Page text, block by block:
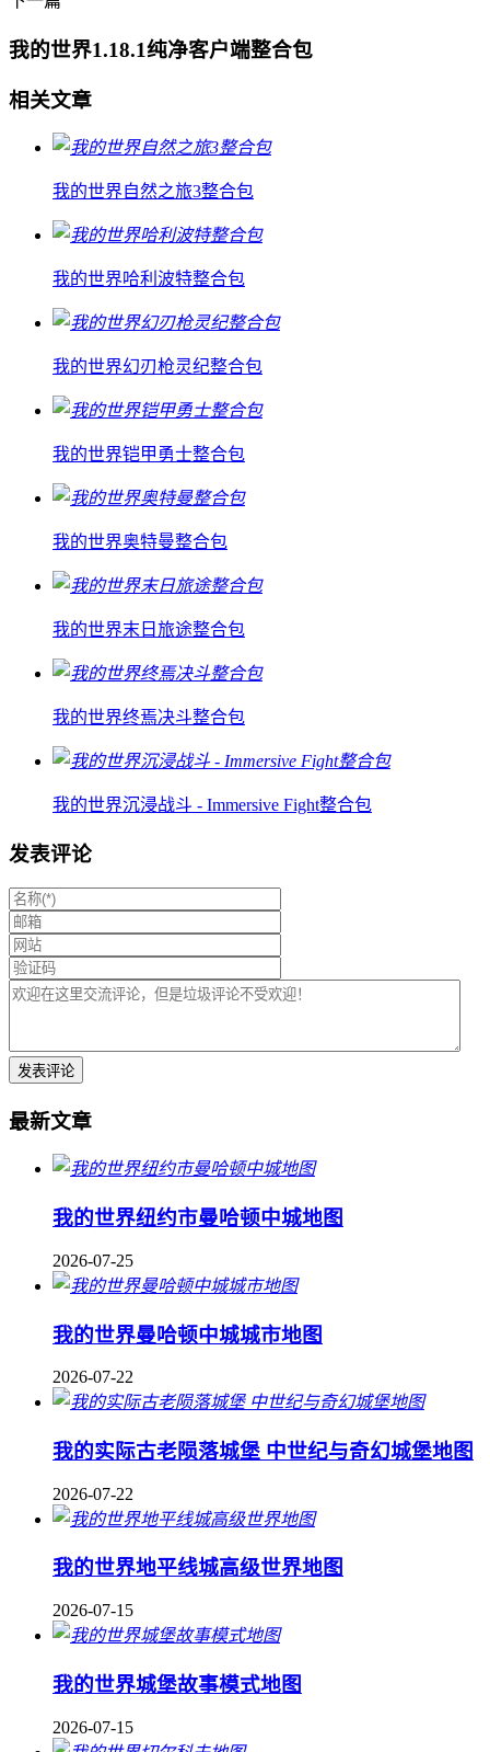
我的世界1.18.1纯净客户端整合包
相关文章
我的世界自然之旅3整合包
我的世界哈利波特整合包
我的世界幻刃枪灵纪整合包
我的世界铠甲勇士整合包
我的世界奥特曼整合包
我的世界末日旅途整合包
我的世界终焉决斗整合包
我的世界沉浸战斗 - Immersive Fight整合包
发表评论
最新文章
我的世界纽约市曼哈顿中城地图
2026-07-25
我的世界曼哈顿中城城市地图
2026-07-22
我的实际古老陨落城堡 中世纪与奇幻城堡地图
2026-07-22
我的世界地平线城高级世界地图
2026-07-15
我的世界城堡故事模式地图
2026-07-15